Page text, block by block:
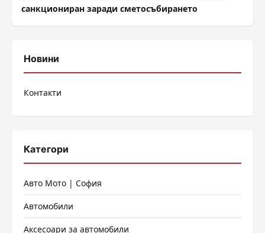
санкциониран заради сметосъбирането
Новини
Контакти
Категори
Авто Мото | София
Автомобили
Аксесоари за автомобили